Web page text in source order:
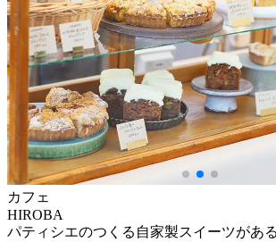
カフェ
HIROBA
パティシエのつくる自家製スイーツがあ